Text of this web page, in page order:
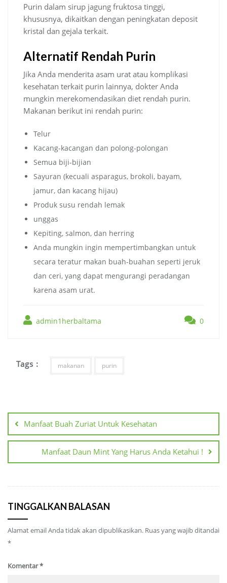
Purin dalam sirup jagung fruktosa tinggi,
khususnya, dikaitkan dengan peningkatan deposit
kristal dan gejala terkait.
Alternatif Rendah Purin
Jika Anda menderita asam urat atau komplikasi
kesehatan terkait purin lainnya, dokter Anda
mungkin merekomendasikan diet rendah purin.
Makanan berikut ini rendah purin:
Telur
Kacang-kacangan dan polong-polongan
Semua biji-bijian
Sayuran (kecuali asparagus, brokoli, bayam,
jamur, dan kacang hijau)
Produk susu rendah lemak
unggas
Kepiting, salmon, dan herring
Anda mungkin ingin mempertimbangkan untuk
secara teratur makan buah-buahan seperti jeruk
dan ceri, yang dapat mengurangi peradangan
karena asam urat.
admin1herbaltama 0
Tags : makanan purin
posManfaat Buah Zuriat Untuk Kesehatan
Manfaat Daun Mint Yang Harus Anda Ketahui !
TINGGALKAN BALASAN
Alamat email Anda tidak akan dipublikasikan. Ruas yang wajib ditandai
*
Komentar*